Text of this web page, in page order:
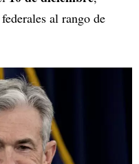
al rango de